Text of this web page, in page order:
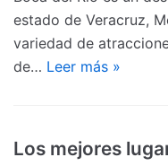
estado de Veracruz,
variedad de
de… Leer más »
Los mejores